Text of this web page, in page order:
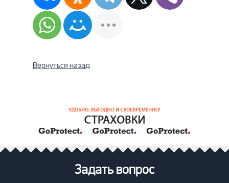
Вернуться назад
Задать вопрос